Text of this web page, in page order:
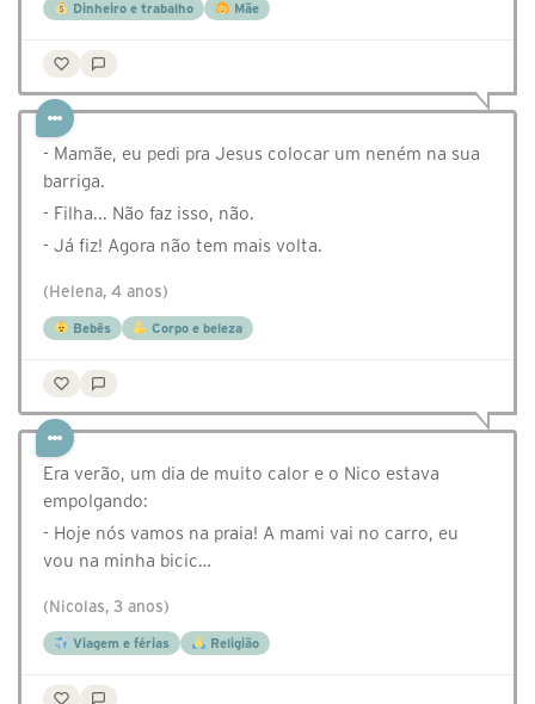
Dinheiro e trabalho Mãe
- Mamãe, eu pedi pra Jesus colocar um neném na sua
barriga.
- Filha... Não faz isso, não.
- Já fiz! Agora não tem mais volta.
(Helena, 4 anos)
Bebês Corpo e beleza
Era verão, um dia de muito calor e o Nico estava
empolgando:
- Hoje nós vamos na praia! A mami vai no carro, eu
vou na minha bicic…
(Nicolas, 3 anos)
Viagem e férias Religião